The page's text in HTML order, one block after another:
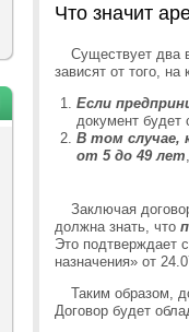
Что значит
Существует два
зависят от того,
Если
документ будет
В том случае,
от 5 до 49 лет
Заключая
должна знать, что
Это подтверждает
назначения» от
Таким образом,
Договор будет